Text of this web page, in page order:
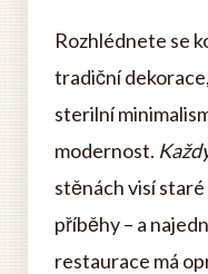
Rozhlédnete se
tradiční
sterilní
modernost.
stěnách visí
příběhy – a
restaurace má